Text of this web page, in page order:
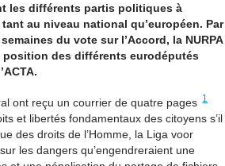
les différents partis politiques à
tant au niveau national qu’européen. Par
du vote sur l’Accord, la NURPA
position des différents eurodéputés
ont reçu un courrier de quatre pages 1
et libertés fondamentaux des citoyens s’il
des droits de l’Homme, la Liga voor
les dangers qu’engendreraient une